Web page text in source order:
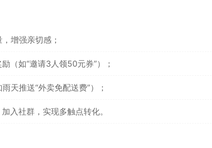
增强亲切感；
（如“邀请3人领50元券”）；
天推送“外卖免配送费”）；
入社群，实现多触点转化。